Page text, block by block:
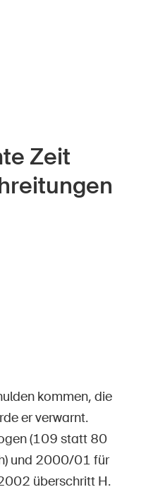
Kurse & Veranstaltungen
Zeit
kommen, die
er verwarnt.
(109 statt 80
und 2000/01 für
überschritt H.